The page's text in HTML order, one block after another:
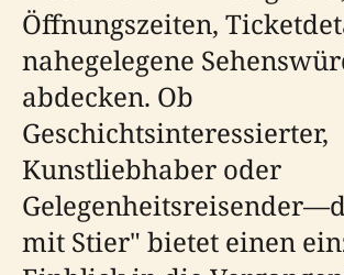
Öffnungszeiten,
nahegelegene
abdecken. Ob
Geschichtsinteressierter,
Kunstliebhaber oder
mit Stier" bietet einen